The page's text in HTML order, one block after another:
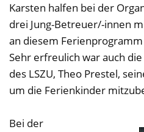
Karsten halfen bei der
drei Jung-Betreuer/-innen
an diesem
Sehr erfreulich war auch
des LSZU, Theo Prestel,
um die Ferienkinder
Bei der